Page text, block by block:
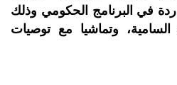
في البرنامج الحكومي وذلك
السامية، وتماشيا مع توصيات